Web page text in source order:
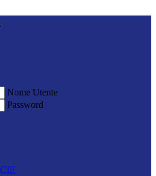
Nome Utente
Password